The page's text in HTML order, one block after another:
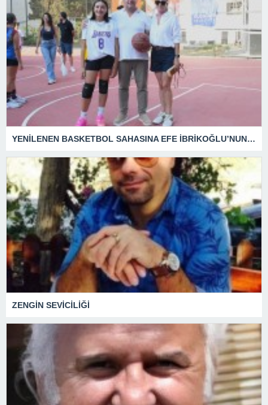
YENİLENEN BASKETBOL SAHASINA EFE İBRİKOĞLU’NUN ADI VERİLDİ
ZENGİN SEVİCİLİĞİ